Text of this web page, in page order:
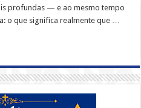
profundas — e ao mesmo tempo
o que significa realmente que …